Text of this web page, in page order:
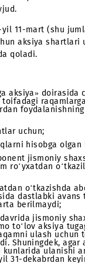
Super Gold
- to‘liq abonent
tarif rejasini
tarifga o‘tishda
etmaydigan)
to‘lovida
to‘loviga
chegirma
bo‘ladi.
yil 11-mart
aksiya
qoladi.